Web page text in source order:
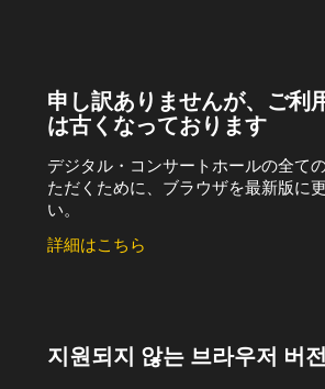
申し訳ありませんが、ご利
は古くなっております
デジタル・コンサートホールの全て
ただくために、ブラウザを最新版に
い。
詳細はこちら
지원되지 않는 브라우저 버